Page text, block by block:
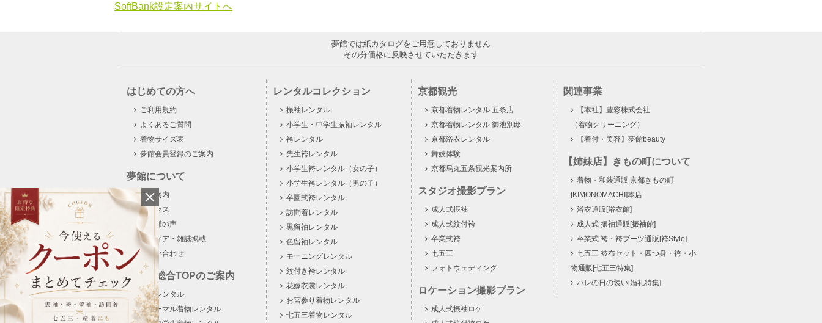
SoftBank設定案内サイトへ
夢館では紙カタログをご用意しておりません
その分価格に反映させていただきます
はじめての方へ
ご利用規約
よくあるご質問
着物サイズ表
夢館会員登録のご案内
夢館について
会社案内
アクセス
お客様の声
メディア・雑誌掲載
お問い合わせ
夢館各総合TOPのご案内
着物レンタル
フォーマル着物レンタル
レンタルコレクション
振袖レンタル
小学生・中学生振袖レンタル
袴レンタル
先生袴レンタル
小学生袴レンタル（女の子）
小学生袴レンタル（男の子）
卒園式袴レンタル
訪問着レンタル
黒留袖レンタル
色留袖レンタル
モーニングレンタル
紋付き袴レンタル
花嫁衣裳レンタル
お宮参り着物レンタル
七五三着物レンタル
京都観光
京都着物レンタル 五条店
京都着物レンタル 御池別邸
京都浴衣レンタル
舞妓体験
京都烏丸五条観光案内所
スタジオ撮影プラン
成人式振袖
成人式紋付袴
卒業式袴
七五三
フォトウェディング
ロケーション撮影プラン
成人式振袖ロケ
関連事業
【本社】豊彩株式会社
（着物クリーニング）
【着付・美容】 夢館beauty
【姉妹店】きもの町について
着物・和装通販 京都きもの町
[KIMONOMACHI]本店
浴衣通販[浴衣館]
成人式 振袖通販[振袖館]
卒業式 袴・袴ブーツ通販[袴Style]
七五三 被布セット・四つ身・袴・小
物通販[七五三特集]
ハレの日の装い[婚礼特集]